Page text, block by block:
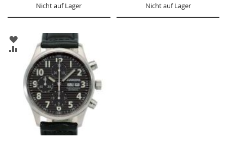
Nicht auf Lager Nicht auf Lager
ZUR
WUNSCHLISTE
HINZUFÜGEN
ZUR
VERGLEICHSLISTE
HINZUFÜGEN